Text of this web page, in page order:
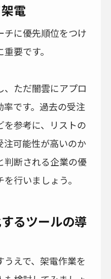
電
チに優先順位をつけ
要です。
、ただ闇雲にアプロ
です。過去の受注
参考に、リストの
注可能性が高いのか
判断される企業の優
行いましょう。
るツールの導
えで、架電作業を